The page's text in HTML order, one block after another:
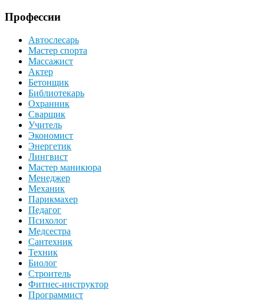
Профессии
Автослесарь
Мастер спорта
Массажист
Актер
Бетонщик
Библиотекарь
Охранник
Сварщик
Учитель
Экономист
Энергетик
Лингвист
Мастер маникюра
Менеджер
Механик
Парикмахер
Педагог
Психолог
Медсестра
Сантехник
Техник
Биолог
Строитель
Фитнес-инструктор
Программист